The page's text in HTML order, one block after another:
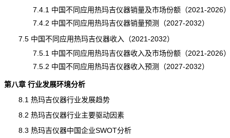
7.4.1 中国不同应用热玛吉仪器销量及市场份额（2021-2026）
7.4.2 中国不同应用热玛吉仪器销量预测（2027-2032）
7.5 中国不同应用热玛吉仪器收入（2021-2032）
7.5.1 中国不同应用热玛吉仪器收入及市场份额（2021-2026）
7.5.2 中国不同应用热玛吉仪器收入预测（2027-2032）
第八章 行业发展环境分析
8.1 热玛吉仪器行业发展趋势
8.2 热玛吉仪器行业主要驱动因素
8.3 热玛吉仪器中国企业SWOT分析